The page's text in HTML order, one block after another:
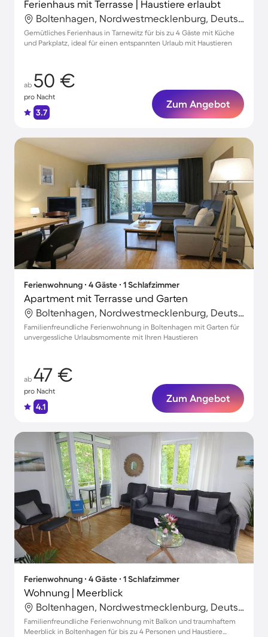
Ferienhaus mit Terrasse | Haustiere erlaubt
Boltenhagen, Nordwestmecklenburg, Deutschland
Gemütliches Ferienhaus in Tarnewitz für bis zu 4 Gäste mit Küche
und Parkplatz, ideal für einen entspannten Urlaub mit Haustieren
ab 50 €
pro Nacht
3.7
Zum Angebot
Ferienwohnung ∙ 4 Gäste ∙ 1 Schlafzimmer
Apartment mit Terrasse und Garten
Boltenhagen, Nordwestmecklenburg, Deutschland
Familienfreundliche Ferienwohnung in Boltenhagen mit Garten für
unvergessliche Urlaubsmomente mit Ihren Haustieren
ab 47 €
pro Nacht
4.1
Zum Angebot
Ferienwohnung ∙ 4 Gäste ∙ 1 Schlafzimmer
Wohnung | Meerblick
Boltenhagen, Nordwestmecklenburg, Deutschland
Familienfreundliche Ferienwohnung mit Balkon und traumhaftem
Meerblick in Boltenhagen für bis zu 4 Personen und Haustiere